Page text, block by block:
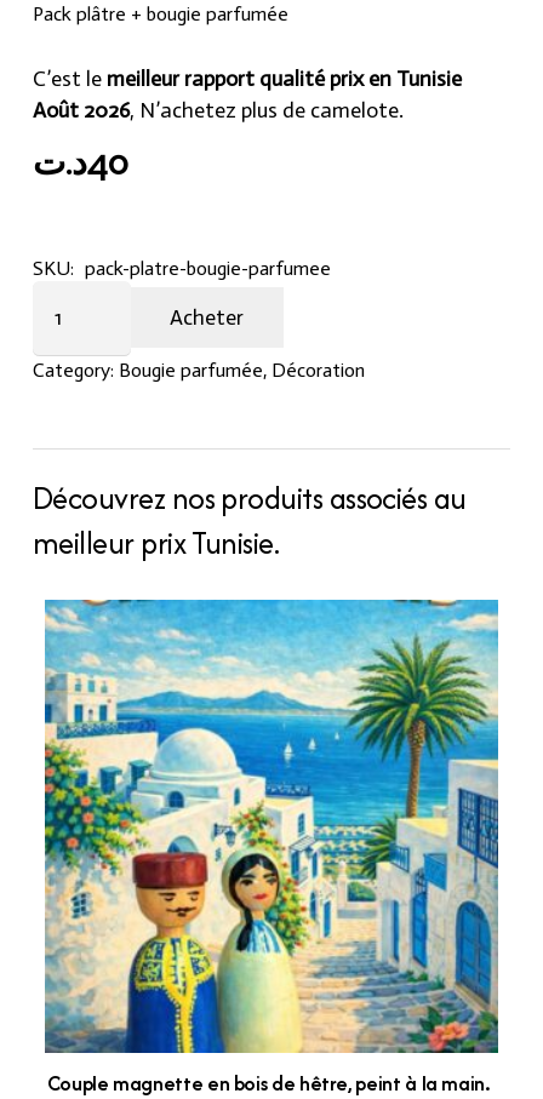
Pack plâtre + bougie parfumée
C’est le meilleur rapport qualité prix en Tunisie
Août 2026, N’achetez plus de camelote.
40د.ت
SKU: pack-platre-bougie-parfumee
plâtre
+
bougie
quantity
Acheter
Category: Bougie parfumée, Décoration
Découvrez nos produits associés au
meilleur prix Tunisie.
Couple magnette en bois de hêtre, peint à la main.